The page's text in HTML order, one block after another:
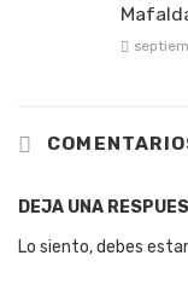
DEJA UNA
Lo siento, debes estar